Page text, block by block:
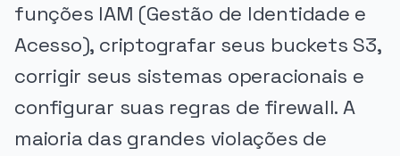
funções IAM (Gestão de Identidade e
Acesso), criptografar seus buckets S3,
corrigir seus sistemas operacionais e
configurar suas regras de firewall. A
maioria das grandes violações de